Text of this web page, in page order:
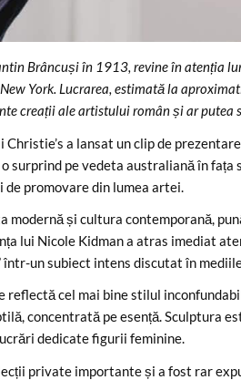
Brâncuși în 1913, revine în atenția
York. Lucrarea, estimată la
creații ale artistului român și ar putea
a lansat un clip de
surprind pe vedeta australiană în
promovare din lumea artei.
modernă și cultura contemporană,
lui Nicole Kidman a atras imediat
un subiect intens discutat în
reflectă cel mai bine stilul
concentrată pe esență. Sculptura
dedicate figurii feminine.
private importante și a fost rar